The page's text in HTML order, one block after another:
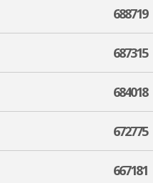
688719
687315
684018
672775
667181